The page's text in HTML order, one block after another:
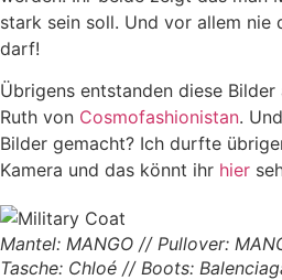
stark sein soll. Und vor allem nie
darf!
Übrigens entstanden diese
Ruth von Cosmofashionistan.
Bilder gemacht? Ich durfte
Kamera und das könnt ihr hier
Mantel: MANGO // Pullover:
Tasche: Chloé // Boots: